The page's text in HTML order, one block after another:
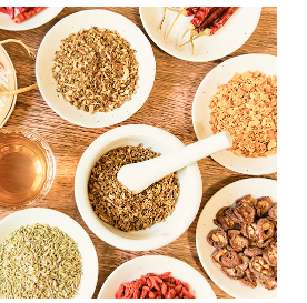
500g 1000g
検索